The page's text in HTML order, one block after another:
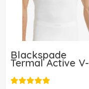
Blackspade
Termal Active V-
Neck Shirt 9243
27,96 USD